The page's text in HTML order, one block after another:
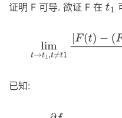
证明 F 可导. 欲证 F 在 t1
lim ,t≠t1| F(t )−(
已知: